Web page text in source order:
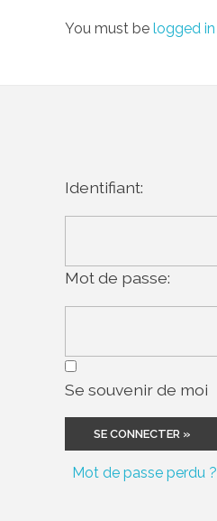
You must be logged in
Identifiant:
Mot de passe:
Se souvenir de moi
Mot de passe perdu ?